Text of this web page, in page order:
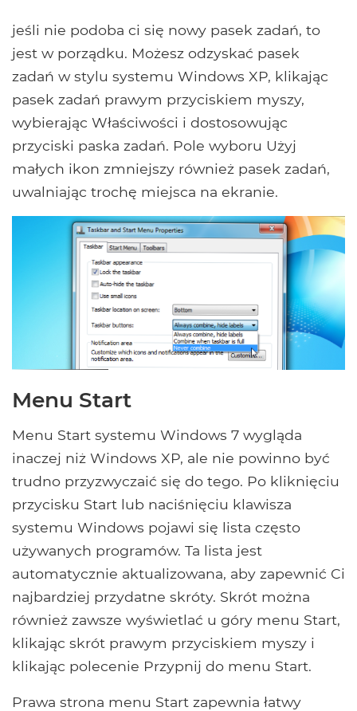
jeśli nie podoba ci się nowy pasek zadań, to
jest w porządku. Możesz odzyskać pasek
zadań w stylu systemu Windows XP, klikając
pasek zadań prawym przyciskiem myszy,
wybierając Właściwości i dostosowując
przyciski paska zadań. Pole wyboru Użyj
małych ikon zmniejszy również pasek zadań,
uwalniając trochę miejsca na ekranie.
Menu Start
Menu Start systemu Windows 7 wygląda
inaczej niż Windows XP, ale nie powinno być
trudno przyzwyczaić się do tego. Po kliknięciu
przycisku Start lub naciśnięciu klawisza
systemu Windows pojawi się lista często
używanych programów. Ta lista jest
automatycznie aktualizowana, aby zapewnić Ci
najbardziej przydatne skróty. Skrót można
również zawsze wyświetlać u góry menu Start,
klikając skrót prawym przyciskiem myszy i
klikając polecenie Przypnij do menu Start.
Prawa strona menu Start zapewnia łatwy